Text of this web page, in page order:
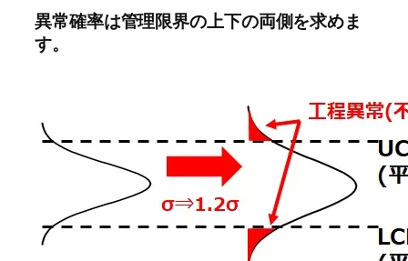
異常確率は管理限界の上下の両側を求めま
す。